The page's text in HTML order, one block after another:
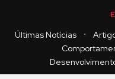
Últimas Notícias
・